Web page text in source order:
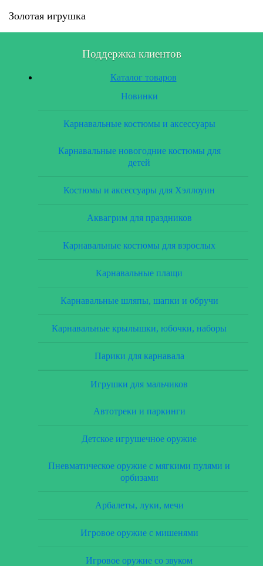
Золотая игрушка
Поддержка клиентов
Каталог товаров
Новинки
Карнавальные костюмы и аксессуары
Карнавальные новогодние костюмы для
детей
Костюмы и аксессуары для Хэллоуин
Аквагрим для праздников
Карнавальные костюмы для взрослых
Карнавальные плащи
Карнавальные шляпы, шапки и обручи
Карнавальные крылышки, юбочки, наборы
Парики для карнавала
Игрушки для мальчиков
Автотреки и паркинги
Детское игрушечное оружие
Пневматическое оружие с мягкими пулями и
орбизами
Арбалеты, луки, мечи
Игровое оружие с мишенями
Игровое оружие со звуком